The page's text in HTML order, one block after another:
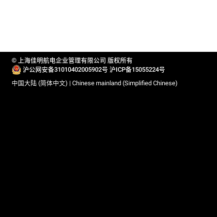
© 上海佳明航电企业管理有限公司 版权所有
沪公网安备31010402005902号 沪ICP备15055224号
中国大陆 (简体中文) | Chinese mainland (Simplified Chinese)